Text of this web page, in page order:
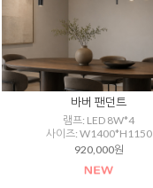
바버 팬던트
램프: LED 8W*4
사이즈: W1400*H1150
920,000원